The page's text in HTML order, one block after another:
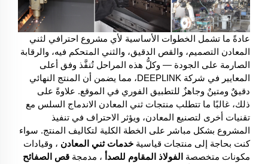
عادةً ما تشمل الخطوات الأساسية لأي مشروع احترافي لثني
المعادن التصميم، والقص الدقيق، والثني المتحكم فيه، والرقابة
الصارمة على الجودة — وكلُّ هذه المراحل تُنفَّذ وفق أعلى
المعايير في شركة DEEPLINK، مما يضمن أن المنتج النهائي
دقيقٌ ومتينٌ وجاهزٌ للتطبيق الفوري في الموقع. علاوةً على
ذلك، غالبًا ما تتطلب منتجات ثني المعادن الاندماج السلس مع
تقنيات أخرى لتصنيع المعادن، ويؤثر الاحتراف في تنفيذ
المشروع بشكل مباشر على الخطة الكلية لتكاليف المنتج. سواء
كنت بحاجة إلى منتجات قياسية خدمات ثني المعادن ، وقيادات
مكونات متخصصة الفولاذ المقاوم للصدأ ، مدمجة قص الصفائح